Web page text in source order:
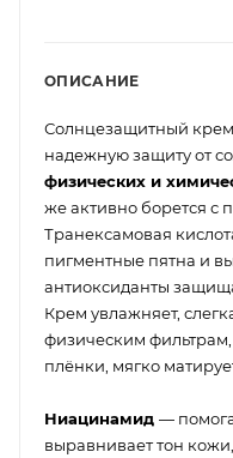
ОПИСАНИЕ
Солнцезащитный крем
надежную защиту от
физических и
же активно борется с
Транексамовая
пигментные пятна и
антиоксиданты
Крем увлажняет,
физическим
плёнки, мягко
Ниацинамид —
выравнивает тон